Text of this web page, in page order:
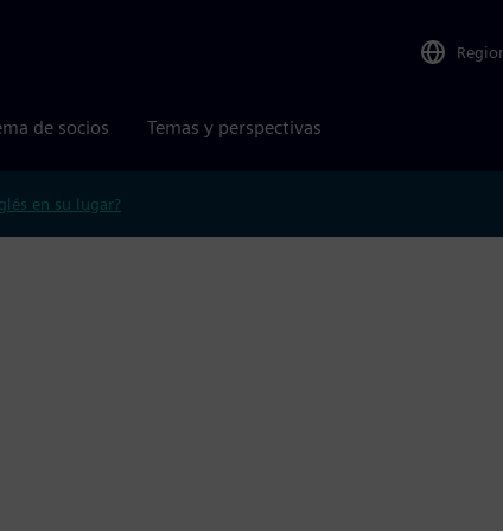
de socios Temas y perspectivas
en su lugar?